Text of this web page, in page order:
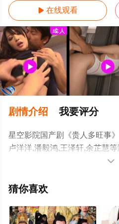
 在线观看
剧情介绍 我要评分
星空影院国产剧《贵人多旺事
卢洋洋,潘毅鸿,王泽轩,余芷慧
视剧，大结局剧情已揭晓（1-
息可移步至豆瓣电视剧、电视

猜你喜欢